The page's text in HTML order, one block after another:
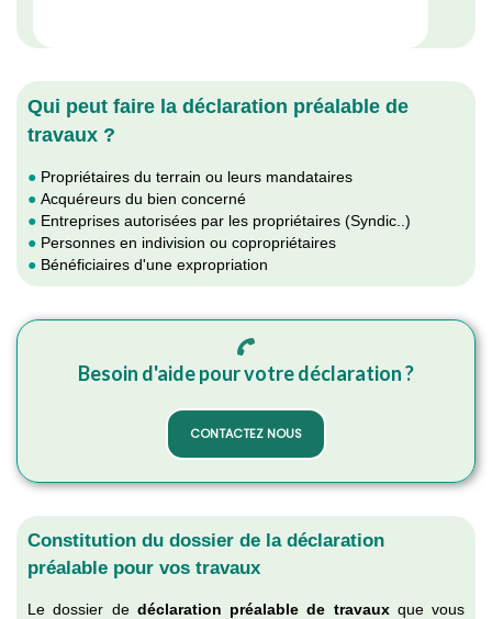
Qui peut faire la déclaration préalable de
travaux ?
● Propriétaires du terrain ou leurs mandataires
● Acquéreurs du bien concerné
● Entreprises autorisées par les propriétaires (Syndic..)
● Personnes en indivision ou copropriétaires
● Bénéficiaires d'une expropriation
Besoin d'aide pour votre déclaration ?
CONTACTEZ NOUS
Constitution du dossier de la déclaration
préalable pour vos travaux
Le dossier de déclaration préalable de travauxque vous